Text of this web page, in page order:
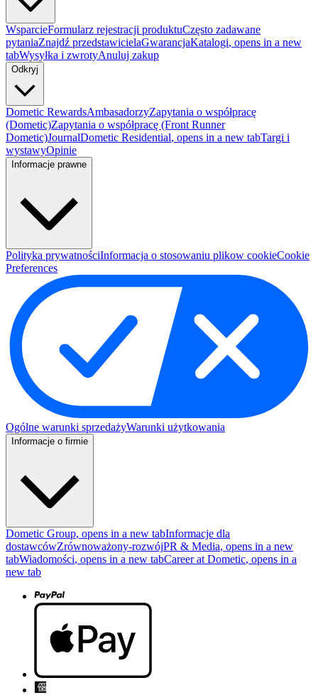
WsparcieFormularz rejestracji produktuCzęsto zadawane
pytaniaZnajdź przedstawicielaGwarancjaKatalogi, opens in a new
tabWysyłka i zwrotyAnuluj zakup
Odkryj
Dometic RewardsAmbasadorzyZapytania o współpracę
(Dometic)Zapytania o współpracę (Front Runner
Dometic)JournalDometic Residential, opens in a new tabTargi i
wystawyOpinie
Informacje prawne
Polityka prywatnościInformacja o stosowaniu plikow cookieCookie
Preferences
Ogólne warunki sprzedażyWarunki użytkowania
Informacje o firmie
Dometic Group, opens in a new tabInformacje dla
dostawcówZrównoważony-rozwójPR & Media, opens in a new
tabWiadomości, opens in a new tabCareer at Dometic, opens in a
new tab